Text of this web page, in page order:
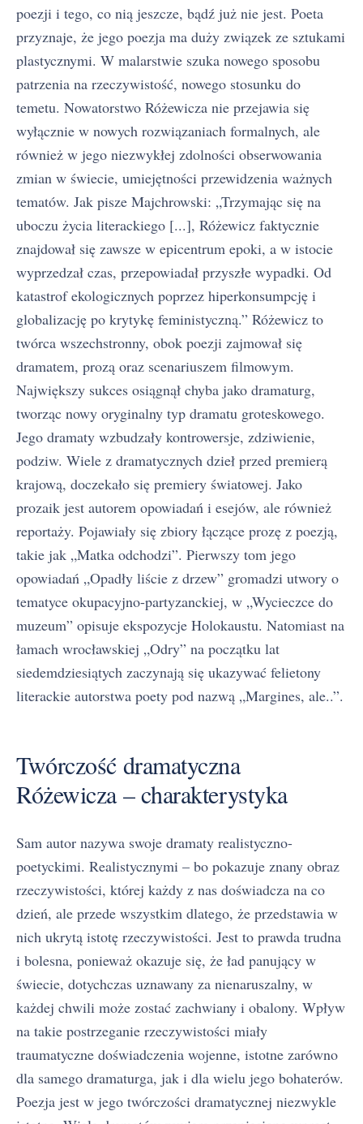
poezji i tego, co nią jeszcze, bądź już nie jest. Poeta
przyznaje, że jego poezja ma duży związek ze sztukami
plastycznymi. W malarstwie szuka nowego sposobu
patrzenia na rzeczywistość, nowego stosunku do
temetu. Nowatorstwo Różewicza nie przejawia się
wyłącznie w nowych rozwiązaniach formalnych, ale
również w jego niezwykłej zdolności obserwowania
zmian w świecie, umiejętności przewidzenia ważnych
tematów. Jak pisze Majchrowski: „Trzymając się na
uboczu życia literackiego [...], Różewicz faktycznie
znajdował się zawsze w epicentrum epoki, a w istocie
wyprzedzał czas, przepowiadał przyszłe wypadki. Od
katastrof ekologicznych poprzez hiperkonsumpcję i
globalizację po krytykę feministyczną.” Różewicz to
twórca wszechstronny, obok poezji zajmował się
dramatem, prozą oraz scenariuszem filmowym.
Największy sukces osiągnął chyba jako dramaturg,
tworząc nowy oryginalny typ dramatu groteskowego.
Jego dramaty wzbudzały kontrowersje, zdziwienie,
podziw. Wiele z dramatycznych dzieł przed premierą
krajową, doczekało się premiery światowej. Jako
prozaik jest autorem opowiadań i esejów, ale również
reportaży. Pojawiały się zbiory łączące prozę z poezją,
takie jak „Matka odchodzi”. Pierwszy tom jego
opowiadań „Opadły liście z drzew” gromadzi utwory o
tematyce okupacyjno-partyzanckiej, w „Wycieczce do
muzeum” opisuje ekspozycje Holokaustu. Natomiast na
łamach wrocławskiej „Odry” na początku lat
siedemdziesiątych zaczynają się ukazywać felietony
literackie autorstwa poety pod nazwą „Margines, ale..”.
Twórczość dramatyczna
Różewicza – charakterystyka
Sam autor nazywa swoje dramaty realistyczno-
poetyckimi. Realistycznymi – bo pokazuje znany obraz
rzeczywistości, której każdy z nas doświadcza na co
dzień, ale przede wszystkim dlatego, że przedstawia w
nich ukrytą istotę rzeczywistości. Jest to prawda trudna
i bolesna, ponieważ okazuje się, że ład panujący w
świecie, dotychczas uznawany za nienaruszalny, w
każdej chwili może zostać zachwiany i obalony. Wpływ
na takie postrzeganie rzeczywistości miały
traumatyczne doświadczenia wojenne, istotne zarówno
dla samego dramaturga, jak i dla wielu jego bohaterów.
Poezja jest w jego twórczości dramatycznej niezwykle